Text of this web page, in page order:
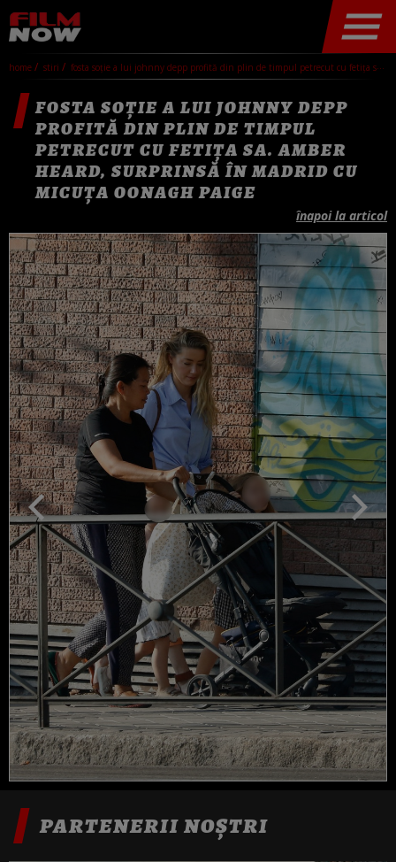
home stiri fosta soție a lui johnny depp profită din plin de timpul petrecut cu fetița sa. amber heard, surprinsă în madrid cu micuța oonagh paige
FOSTA SOȚIE A LUI JOHNNY DEPP
PROFITĂ DIN PLIN DE TIMPUL
PETRECUT CU FETIȚA SA. AMBER
HEARD, SURPRINSĂ ÎN MADRID CU
MICUȚA OONAGH PAIGE
înapoi la articol
PARTENERII NOȘTRI